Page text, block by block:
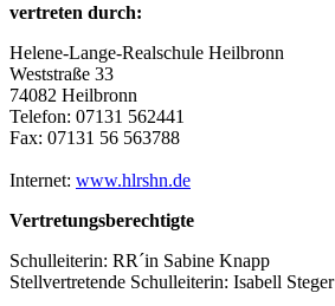
vertreten durch:
Helene-Lange-Realschule Heilbronn
Weststraße 33
74082 Heilbronn
Telefon: 07131 562441
Fax: 07131 56 563788
Internet: www.hlrshn.de
Vertretungsberechtigte
Schulleiterin: RR´in Sabine Knapp
Stellvertretende Schulleiterin: Isabell Steger